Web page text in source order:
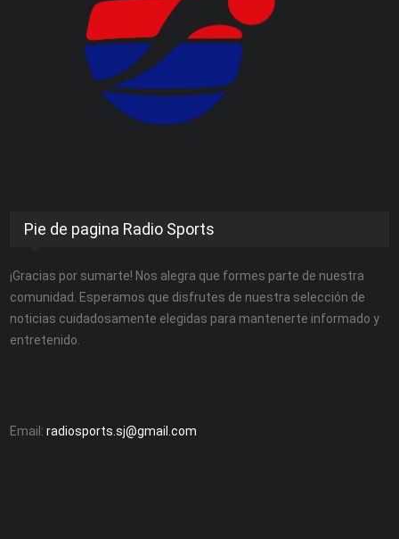
Pie de pagina Radio Sports
¡Gracias por sumarte! Nos alegra que formes parte de nuestra
comunidad. Esperamos que disfrutes de nuestra selección de
noticias cuidadosamente elegidas para mantenerte informado y
entretenido.
Email:radiosports.sj@gmail.com